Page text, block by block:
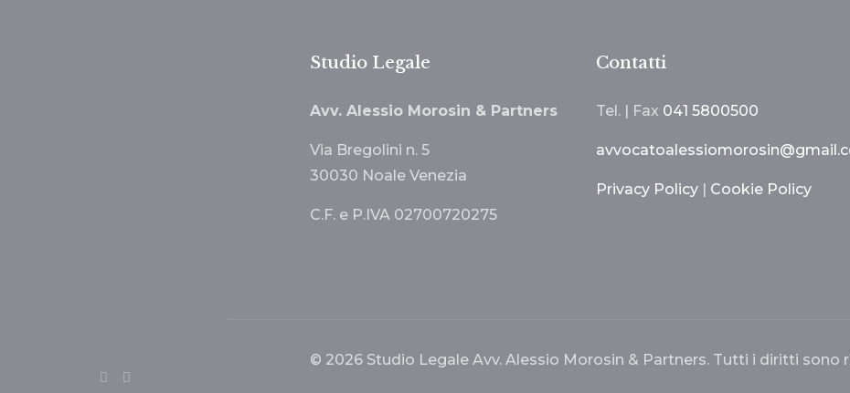
Studio Legale
Avv. Alessio Morosin & Partners
Via Bregolini n. 5
30030 Noale Venezia
C.F. e P.IVA 02700720275
Contatti
Tel. | Fax 041 5800500
Privacy Policy Cookie Policy
© 2026 Studio Legale Avv. Alessio Morosin & Partners. Tutti i diritti sono